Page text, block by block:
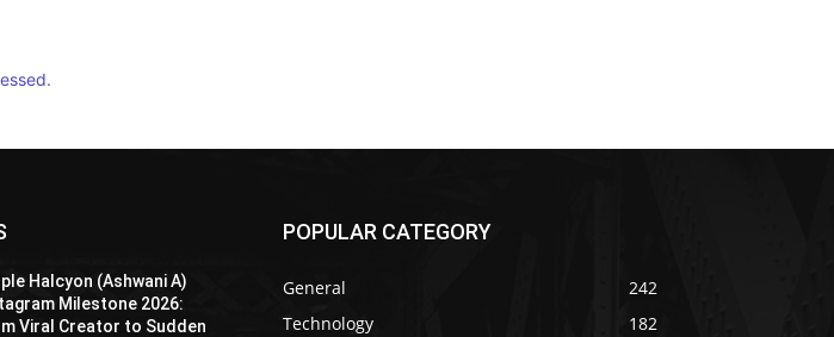
Halcyon (Ashwani A)
Milestone 2026:
Viral Creator to Sudden
POPULAR CATEGORY
General
242
Technology
182